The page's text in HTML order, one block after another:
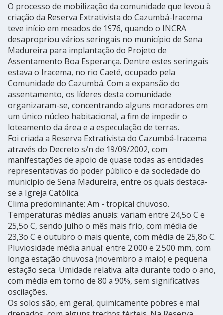
O processo de mobilização da comunidade que levou à
criação da Reserva Extrativista do Cazumbá-Iracema
teve início em meados de 1976, quando o INCRA
desapropriou vários seringais no município de Sena
Madureira para implantação do Projeto de
Assentamento Boa Esperança. Dentre estes seringais
estava o Iracema, no rio Caeté, ocupado pela
Comunidade do Cazumbá. Com a expansão do
assentamento, os líderes desta comunidade
organizaram-se, concentrando alguns moradores em
um único núcleo habitacional, a fim de impedir o
loteamento da área e a especulação de terras.
Foi criada a Reserva Extrativista do Cazumbá-Iracema
através do Decreto s/n de 19/09/2002, com
manifestações de apoio de quase todas as entidades
representativas do poder público e da sociedade do
município de Sena Madureira, entre os quais destaca-
se a Igreja Católica.
Clima predominante: Am - tropical chuvoso.
Temperaturas médias anuais: variam entre 24,5o C e
25,5o C, sendo julho o mês mais frio, com média de
23,3o C e outubro o mais quente, com média de 25,8o C.
Pluviosidade média anual: entre 2.000 e 2.500 mm, com
longa estação chuvosa (novembro a maio) e pequena
estação seca. Umidade relativa: alta durante todo o ano,
com média em torno de 80 a 90%, sem significativas
oscilações.
Os solos são, em geral, quimicamente pobres e mal